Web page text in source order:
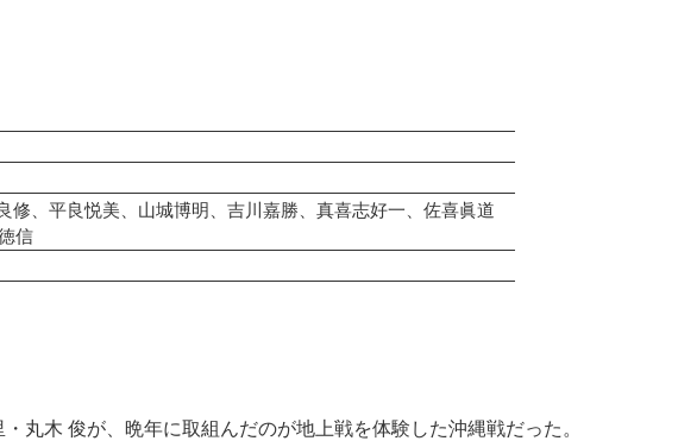
、平良悦美、山城博明、吉川嘉勝、真喜志好一、佐喜眞道
信
丸木 俊が、晩年に取組んだのが地上戦を体験した沖縄戦だった。